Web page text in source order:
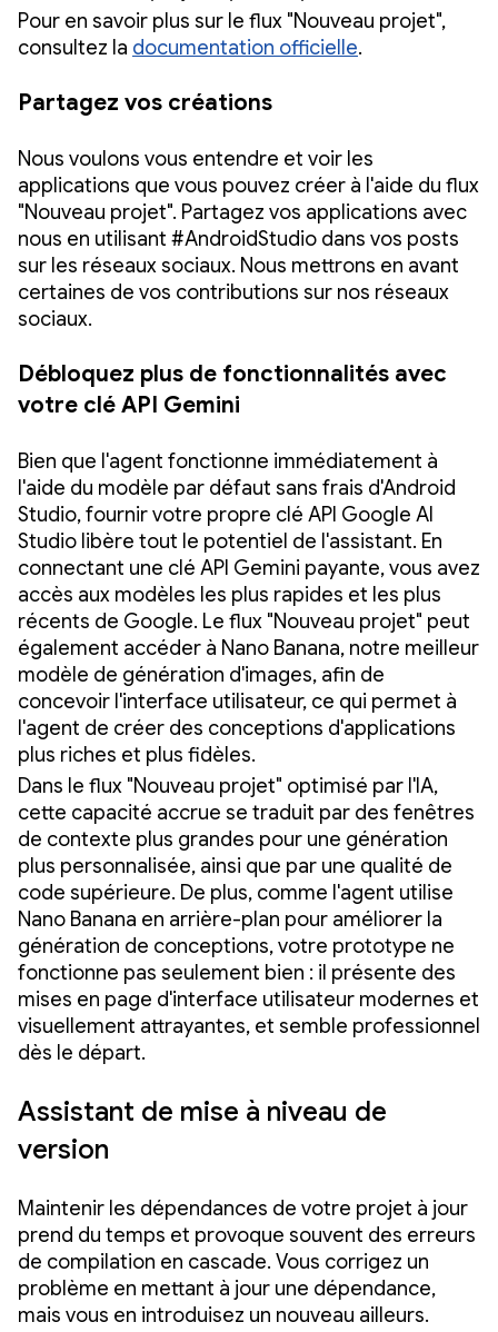
Pour en savoir plus sur le flux "Nouveau projet",
consultez la documentation officielle.
Partagez vos créations
Nous voulons vous entendre et voir les
applications que vous pouvez créer à l'aide du flux
"Nouveau projet". Partagez vos applications avec
nous en utilisant #AndroidStudio dans vos posts
sur les réseaux sociaux. Nous mettrons en avant
certaines de vos contributions sur nos réseaux
sociaux.
Débloquez plus de fonctionnalités avec
votre clé API Gemini
Bien que l'agent fonctionne immédiatement à
l'aide du modèle par défaut sans frais d'Android
Studio, fournir votre propre clé API Google AI
Studio libère tout le potentiel de l'assistant. En
connectant une clé API Gemini payante, vous avez
accès aux modèles les plus rapides et les plus
récents de Google. Le flux "Nouveau projet" peut
également accéder à Nano Banana, notre meilleur
modèle de génération d'images, afin de
concevoir l'interface utilisateur, ce qui permet à
l'agent de créer des conceptions d'applications
plus riches et plus fidèles.
Dans le flux "Nouveau projet" optimisé par l'IA,
cette capacité accrue se traduit par des fenêtres
de contexte plus grandes pour une génération
plus personnalisée, ainsi que par une qualité de
code supérieure. De plus, comme l'agent utilise
Nano Banana en arrière-plan pour améliorer la
génération de conceptions, votre prototype ne
fonctionne pas seulement bien : il présente des
mises en page d'interface utilisateur modernes et
visuellement attrayantes, et semble professionnel
dès le départ.
Assistant de mise à niveau de
version
Maintenir les dépendances de votre projet à jour
prend du temps et provoque souvent des erreurs
de compilation en cascade. Vous corrigez un
problème en mettant à jour une dépendance,
mais vous en introduisez un nouveau ailleurs.